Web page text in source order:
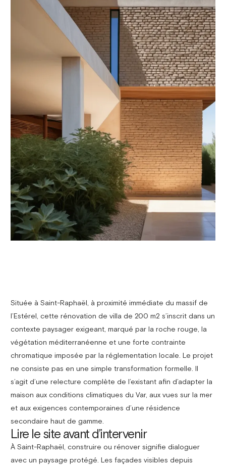
Située à Saint-Raphaël, à proximité immédiate du massif de
l’Estérel, cette rénovation de villa de 200 m2 s’inscrit dans un
contexte paysager exigeant, marqué par la roche rouge, la
végétation méditerranéenne et une forte contrainte
chromatique imposée par la réglementation locale. Le projet
ne consiste pas en une simple transformation formelle. Il
s’agit d’une relecture complète de l’existant afin d’adapter la
maison aux conditions climatiques du Var, aux vues sur la mer
et aux exigences contemporaines d’une résidence
secondaire haut de gamme.
Lire le site avant d’intervenir
À Saint-Raphaël, construire ou rénover signifie dialoguer
avec un paysage protégé. Les façades visibles depuis